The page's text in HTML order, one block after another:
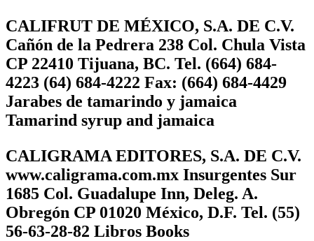
CALIFRUT DE MÉXICO, S.A. DE C.V.
Cañón de la Pedrera 238 Col. Chula Vista
CP 22410 Tijuana, BC. Tel. (664) 684-
4223 (64) 684-4222 Fax: (664) 684-4429
Jarabes de tamarindo y jamaica
Tamarind syrup and jamaica
CALIGRAMA EDITORES, S.A. DE C.V.
www.caligrama.com.mx Insurgentes Sur
1685 Col. Guadalupe Inn, Deleg. A.
Obregón CP 01020 México, D.F. Tel. (55)
56-63-28-82 Libros Books